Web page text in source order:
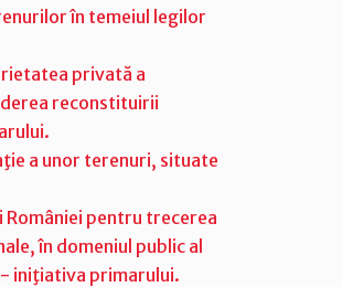
în temeiul legilor
privată a
reconstituirii
a unor terenuri, situate
pentru trecerea
în domeniul public al
- iniţiativa primarului.